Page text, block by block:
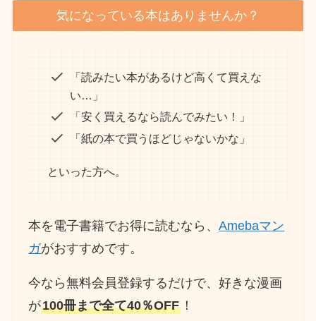
気になっている本はありませんか？
「読みたい本があるけど高くて買えな
い…」
「安く買えるなら読んでみたい！」
「紙の本で買うほどじゃないかな」
といった方へ。
本を電子書籍でお得に読むなら、Amebaマン
ガがおすすめです。
今なら無料会員登録するだけで、好きな漫画
が100冊まで全て40％OFF ！